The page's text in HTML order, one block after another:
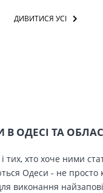
ДИВИТИСЯ УСІ
В ОДЕСІ ТА
тих, хто хоче ними
Одеси - не просто
виконання